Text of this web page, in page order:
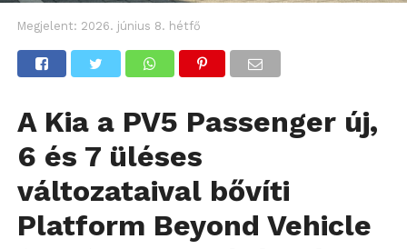
Megjelent: 2026. június 8. hétfő
A Kia a PV5 Passenger új,
6 és 7 üléses
változataival bővíti
Platform Beyond Vehicle